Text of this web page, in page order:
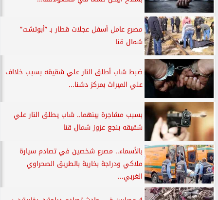
مصرع عامل أسفل عجلات قطار بـ ”أبوتشت”
شمال قنا
ضبط شاب أطلق النار علي شقيقه بسبب خلااف
علي الميراث بمركز دشنا...
بسبب مشاجرة بينهما.. شاب يطلق النار علي
شقيقه بنجع عزوز شمال قنا
بالأسماء.. مصرع شخصين في تصادم سيارة
ملاكي ودراجة بخارية بالطريق الصحراوي
الغربي...